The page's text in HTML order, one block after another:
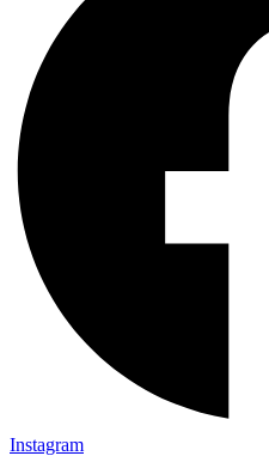
Instagram